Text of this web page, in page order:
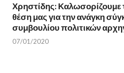
i
n
d
o
w
)
n
o
w
)
Χρηστίδης: Καλωσορίζουμε
θέση μας για την ανάγκη
συμβουλίου πολιτικών
07/01/2020